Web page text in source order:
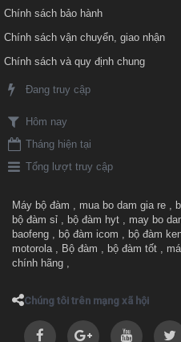
Chính sách bảo hành
Chính sách vận chuyển, giao nhận
Chính sách và quy định chung
Đang truy cập
Hôm nay
Tháng hiện tại
Tổng lượt truy cập
Máy bộ đàm , mua bo dam gia re ,
bộ đàm sỉ , bộ đàm hyt , may bo
baofeng , bộ đàm icom , bộ đàm
motorola, Bộ đàm , bộ đàm tốt ,
chính hãng ,
Chúng tôi trên mạng xã hội